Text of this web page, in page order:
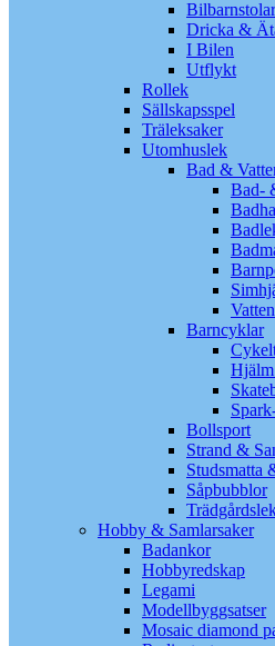
Bilbarnstolar
Dricka &
I Bilen
Utflykt
Rollek
Sällskapsspel
Träleksaker
Utomhuslek
Bad &
Bad-
Barncyklar
Bollsport
Strand &
Studsmatta
Såpbubblor
Hobby & Samlarsaker
Badankor
Hobbyredskap
Legami
Modellbyggsatser
Mosaic diamond